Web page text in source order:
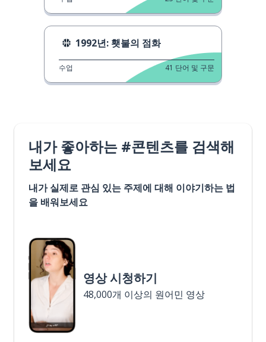
1992년: 횃불의 점화
수업 41 단어 및 구문
내가 좋아하는 #콘텐츠를 검색해
보세요
내가 실제로 관심 있는 주제에 대해 이야기하는 법
을 배워보세요
영상 시청하기
48,000개 이상의 원어민 영상